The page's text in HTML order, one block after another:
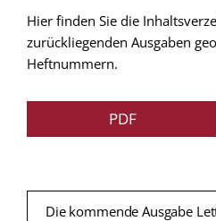
Hier finden Sie die
zurückliegenden Ausgaben
Heftnummern.
PDF
Die kommende Ausgabe